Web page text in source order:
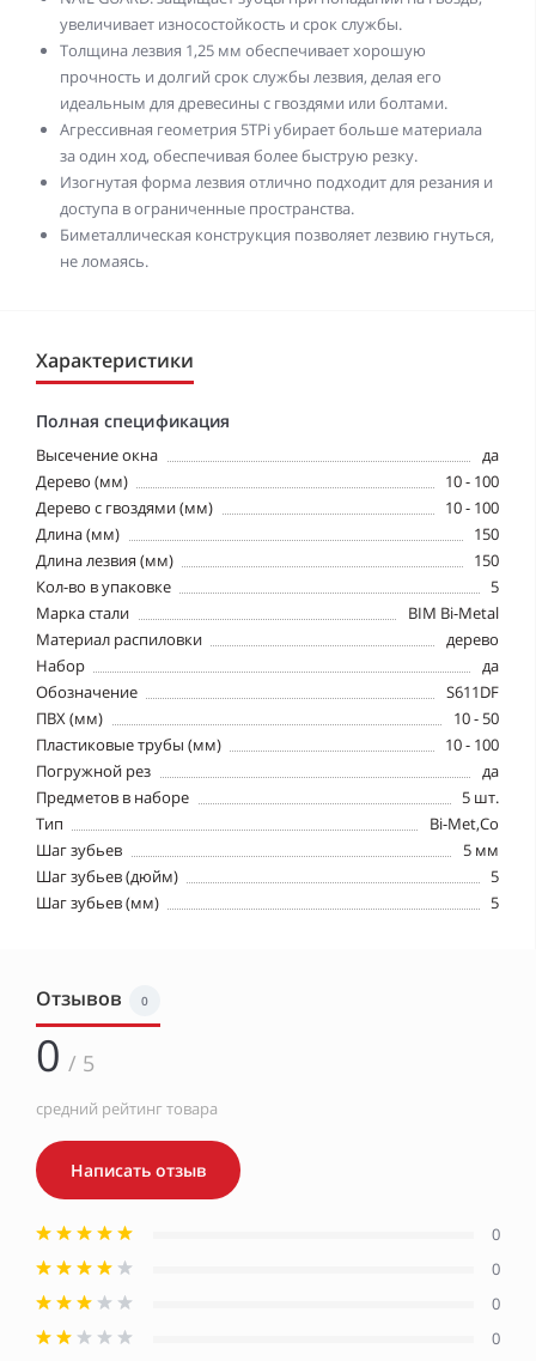
увеличивает износостойкость и срок службы.
Толщина лезвия 1,25 мм обеспечивает хорошую
прочность и долгий срок службы лезвия, делая его
идеальным для древесины с гвоздями или болтами.
Агрессивная геометрия 5TPi убирает больше материала
за один ход, обеспечивая более быструю резку.
Изогнутая форма лезвия отлично подходит для резания и
доступа в ограниченные пространства.
Биметаллическая конструкция позволяет лезвию гнуться,
не ломаясь.
Характеристики
Полная спецификация
Высечение окна
да
Дерево (мм)
10 - 100
Дерево с гвоздями (мм)
10 - 100
Длина (мм)
150
Длина лезвия (мм)
150
Кол-во в упаковке
5
Марка стали
BIM Bi-Metal
Материал распиловки
дерево
Набор
да
Обозначение
S611DF
ПВХ (мм)
10 - 50
Пластиковые трубы (мм)
10 - 100
Погружной рез
да
Предметов в наборе
5 шт.
Тип
Bi-Met,Co
Шаг зубьев
5 мм
Шаг зубьев (дюйм)
5
Шаг зубьев (мм)
5
Отзывов 0
0 / 5
средний рейтинг товара
Написать отзыв
0
0
0
0